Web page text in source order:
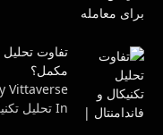
تفاوت تحلیل
مکمل؟
Vittaverse
In تحليل تكنيكال